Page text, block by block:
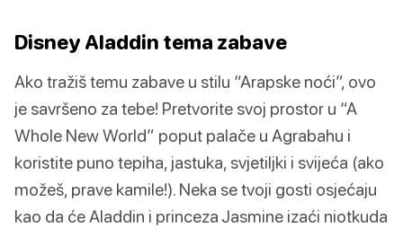
Disney Aladdin tema zabave
Ako tražiš temu zabave u stilu “Arapske noći”, ovo
je savršeno za tebe! Pretvorite svoj prostor u “A
Whole New World” poput palače u Agrabahu i
koristite puno tepiha, jastuka, svjetiljki i svijeća (ako
možeš, prave kamile!). Neka se tvoji gosti osjećaju
kao da će Aladdin i princeza Jasmine izaći niotkuda